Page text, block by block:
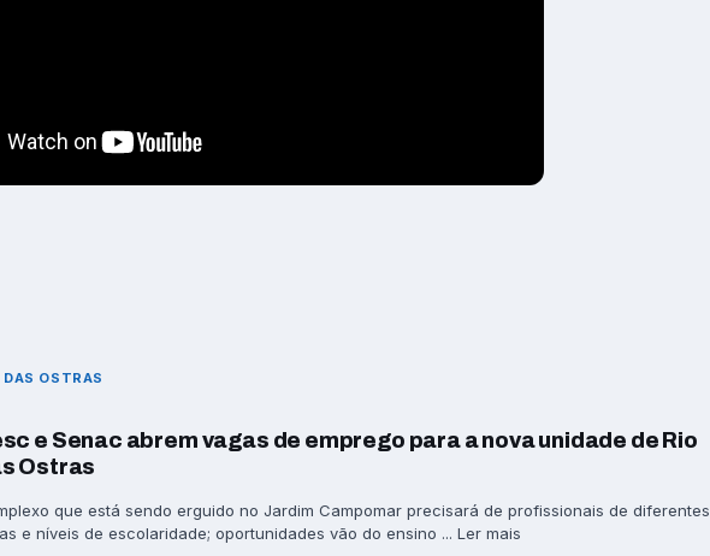
DAS OSTRAS
e Senac abrem vagas de emprego para a nova unidade de Rio
Ostras
que está sendo erguido no Jardim Campomar precisará de profissionais de diferentes
e níveis de escolaridade; oportunidades vão do ensino ... Ler mais